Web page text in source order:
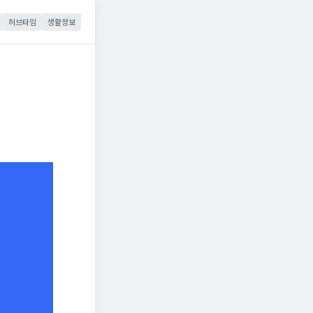
허브타임 생활정보